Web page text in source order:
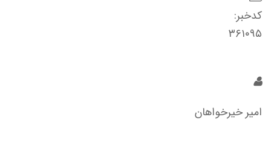
کدخبر:
۳۶۱۰۹۵
امیر خیرخواهان